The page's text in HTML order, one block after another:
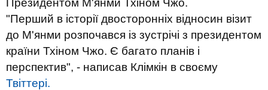
Президентом М'янми Тхіном Чжо.
"Перший в історії двосторонніх відносин візит
до М'янми розпочався із зустрічі з президентом
країни Тхіном Чжо. Є багато планів і
перспектив", - написав Клімкін в своєму
Твіттері.